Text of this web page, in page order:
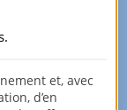
.
et, avec
d’en